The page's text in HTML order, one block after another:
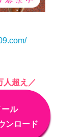
人超え／
ール
ンロード